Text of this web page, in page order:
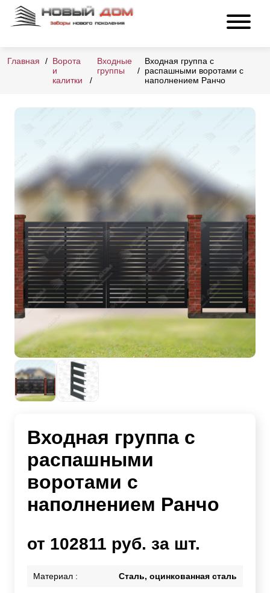
Главная
Ворота
и
калитки
Входные
группы
Входная группа с
распашными воротами с
наполнением Ранчо
Входная группа с
распашными
воротами с
наполнением Ранчо
от 102811 руб. за шт.
Материал : Сталь, оцинкованная сталь